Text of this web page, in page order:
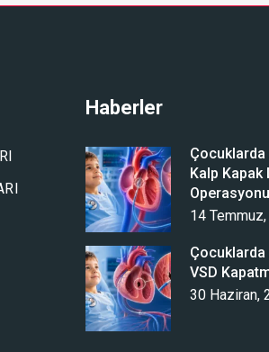
Haberler
Kalp Kapak
Operasyonu
14
Çocuklarda
VSD
30 Haziran,